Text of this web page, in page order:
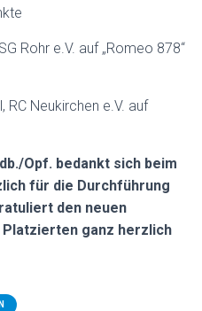
Rohr e.V. auf „Romeo 878“
Neukirchen e.V. auf
Opf. bedankt sich beim
für die Durchführung
den neuen
ganz herzlich